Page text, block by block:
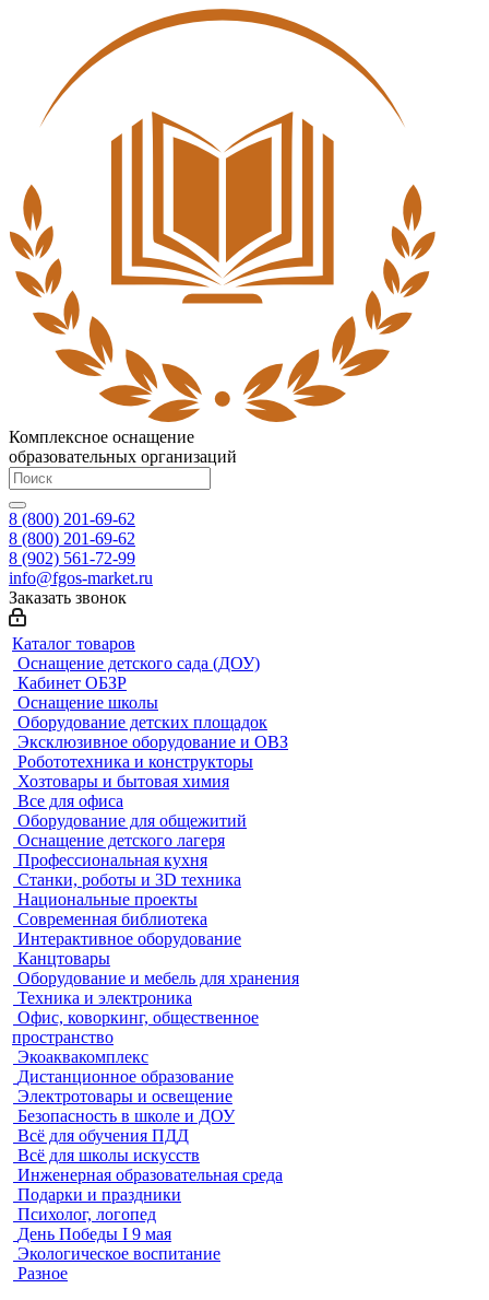
Комплексное оснащение
образовательных организаций
8 (800) 201-69-62
8 (800) 201-69-62
8 (902) 561-72-99
info@fgos-market.ru
Заказать звонок
Каталог товаров
Оснащение детского сада (ДОУ)
Кабинет ОБЗР
Оснащение школы
Оборудование детских площадок
Эксклюзивное оборудование и ОВЗ
Робототехника и конструкторы
Хозтовары и бытовая химия
Все для офиса
Оборудование для общежитий
Оснащение детского лагеря
Профессиональная кухня
Станки, роботы и 3D техника
Национальные проекты
Современная библиотека
Интерактивное оборудование
Канцтовары
Оборудование и мебель для хранения
Техника и электроника
Офис, коворкинг, общественное
пространство
Экоаквакомплекс
Дистанционное образование
Электротовары и освещение
Безопасность в школе и ДОУ
Всё для обучения ПДД
Всё для школы искусств
Инженерная образовательная среда
Подарки и праздники
Психолог, логопед
День Победы I 9 мая
Экологическое воспитание
Разное